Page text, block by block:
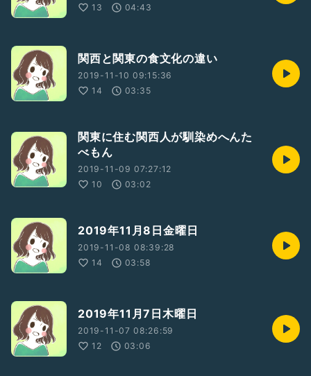
13
04:43
関西と関東の食文化の違い
2019-11-10 09:15:36
14
03:35
関東に住む関西人が馴染めへんた
べもん
2019-11-09 07:27:12
10
03:02
2019年11月8日金曜日
2019-11-08 08:39:28
14
03:58
2019年11月7日木曜日
2019-11-07 08:26:59
12
03:06